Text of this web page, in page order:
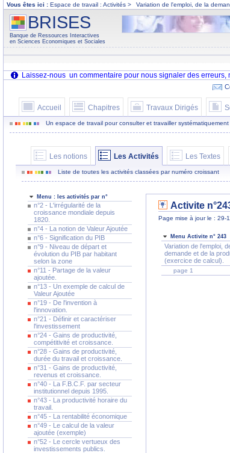
Vous êtes ici : Espace de travail : Activités > Variation de l'emploi, de la
BRISES
Banque de Ressources Interactives
en Sciences Economiques et Sociales
Accueil Chapitres Travaux Dirigés
Un espace de travail pour consulter et travailler
Les notions Les Activités Les Textes
Liste de toutes les activités classées par numéro croissant
Menu : les activités par n°
n°2 - L'irrégularité de la
croissance mondiale depuis
1820.
n°4 - La notion de Valeur Ajoutée
n°6 - Signification du PIB
n°9 - Niveau de départ et
évolution du PIB par habitant
selon la zone
n°11 - Partage de la valeur
ajoutée.
n°13 - Un exemple de calcul de
Valeur Ajoutée
n°19 - De l'invention à
l'innovation.
n°21 - Définir et caractériser
l'investissement
n°24 - Gains de productivité,
compétitivité et croissance.
n°28 - Gains de productivité,
durée du travail et croissance.
n°31 - Gains de productivité,
revenus et croissance.
n°40 - La F.B.C.F. par secteur
institutionnel depuis 1995.
n°43 - La productivité horaire du
travail.
n°45 - La rentabilité économique
n°49 - Le calcul de la valeur
ajoutée (exemple)
n°52 - Le cercle vertueux des
investissements publics.
Activite
Page mise à jour le : 29-
Menu Activite n° 243
Variation de l'emploi,
demande et de la
(exercice de calcul).
page 1